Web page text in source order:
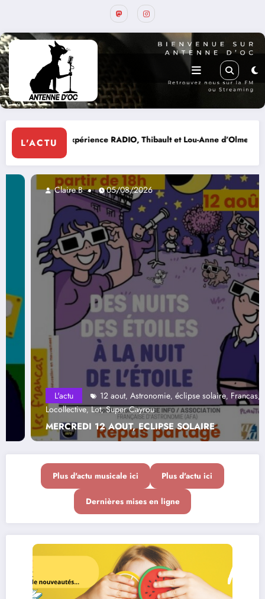
L'ACTU
Thibault et Lou-Anne d’Olmeto Expo Forum Lotois
L'actu 12 aout ,Astronomie,éclipse solaire ,Francas,La
Locollective,Lot,Super Cayrou
MERCREDI 12 AOUT, ECLIPSE SOLAIRE
Claire B 05/08/2026
Plus d'actu musicale ici Plus d'actu ici
Dernières mises en ligne